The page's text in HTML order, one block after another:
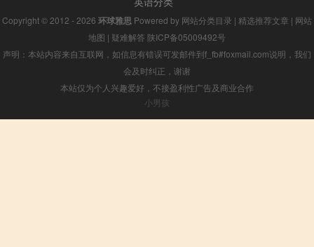
Copyright © 2012 - 2026 环球雅思 Powered by 网站分类目录 | 精选推荐文章 | 网站
地图 | 疑难解答 陕ICP备05009492号
声明：本站内容来自互联网，如信息有错误可发邮件到f_fb#foxmail.com说明，我们
会及时纠正，谢谢
本站仅为个人兴趣爱好，不接盈利性广告及商业合作
小男孩